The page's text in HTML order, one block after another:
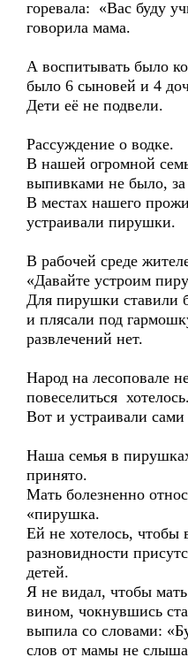
горевала: «Вас буду
говорила мама.
А воспитывать было
было 6 сыновей и 4
Дети её не подвели.
Рассуждение о водке.
В нашей огромной
выпивками не было,
В местах нашего
устраивали пирушки.
В рабочей среде
«Давайте устроим
Для пирушки ставили
и плясали под
развлечений нет.
Народ на лесоповале
повеселиться хотелось.
Вот и устраивали
Наша семья в
принято.
Мать болезненно
«пирушка.
Ей не хотелось, чтобы
разновидности
детей.
Я не видал, чтобы
вином, чокнувшись
выпила со словами:
слов от мамы не